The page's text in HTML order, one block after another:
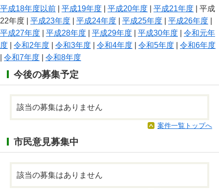
平成18年度以前 平成19年度 平成20年度 平成21年度 | 平成
22年度 | 平成23年度 平成24年度 平成25年度 平成26年度
平成27年度
平成28年度 平成29年度 平成30年度
令和元年
度
令和2年度 令和3年度 令和4年度 令和5年度
令和6年度
令和7年度 令和8年度
今後の募集予定
該当の募集はありません
案件一覧トップへ
市民意見募集中
該当の募集はありません